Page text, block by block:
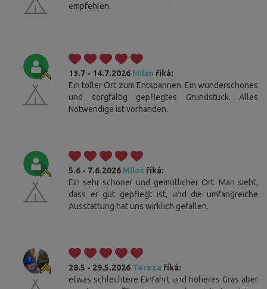
empfehlen.
13.7 - 14.7.2026 Milan říká:
Ein toller Ort zum Entspannen. Ein wunderschönes
und sorgfältig gepflegtes Grundstück. Alles
Notwendige ist vorhanden.
5.6 - 7.6.2026 Miloš říká:
Ein sehr schöner und gemütlicher Ort. Man sieht,
dass er gut gepflegt ist, und die umfangreiche
Ausstattung hat uns wirklich gefallen.
28.5 - 29.5.2026 Tereza říká:
etwas schlechtere Einfahrt und höheres Gras aber